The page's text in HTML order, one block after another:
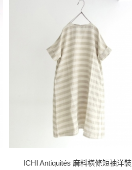
ICHI Antiquités 麻料橫條短袖洋裝